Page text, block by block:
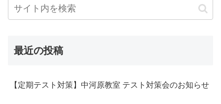
最近の投稿
【定期テスト対策】中河原教室 テスト対策会のお知らせ